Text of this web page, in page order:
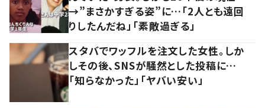
→”まさかすぎる姿”に…「2人とも遠回
りしたんだね」「素敵過ぎる」
スタバでワッフルを注文した女性。しか
しその後、SNSが騒然とした投稿に…
「知らなかった」「ヤバい安い」